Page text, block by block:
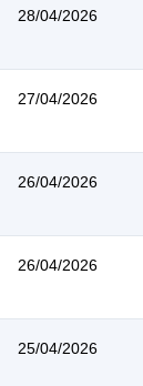
28/04/2026
27/04/2026
26/04/2026
26/04/2026
25/04/2026